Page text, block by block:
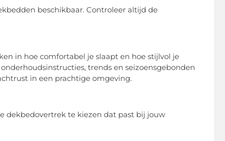
beschikbaar. Controleer altijd de
in hoe comfortabel je slaapt en hoe stijlvol je
trends en seizoensgebonden
in een prachtige omgeving.
dekbedovertrek te kiezen dat past bij jouw